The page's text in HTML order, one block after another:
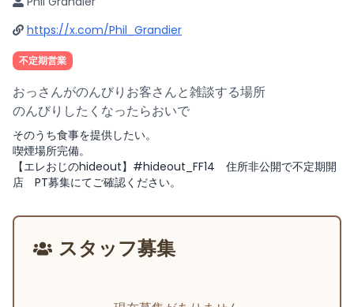
https://x.com/Phil_Grandier
不定期営業
おっさんがのんびりお客さんと雑談する場所
のんびりしたくなったらおいで
そのうち食事を提供したい。
喫煙場所完備。
【エレおじのhideout】#hideout_FF14 住所非公開で不定期開
店 PT募集にてご確認ください。
スタッフ募集